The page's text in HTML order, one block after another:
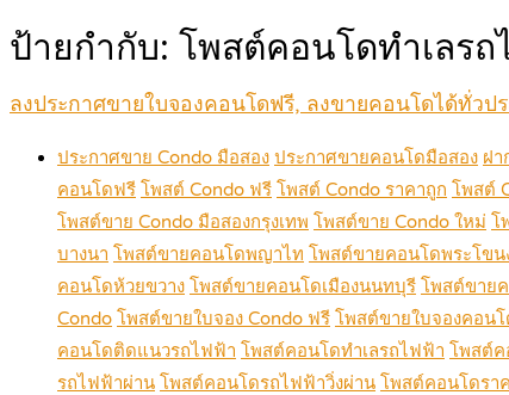
ป้ายกำกับ: โพสต์คอนโดทำเลรถ
ลงประกาศขายใบจองคอนโดฟรี, ลงขายคอนโดได้ทั่ว
ประกาศขาย Condo มือสอง ประกาศขายคอนโดมือสอง ฝา
คอนโดฟรี โพสต์ Condo ฟรี โพสต์ Condo ราคาถูก โพสต์
โพสต์ขาย Condo มือสองกรุงเทพ โพสต์ขาย Condo ใหม่ โ
บางนา โพสต์ขายคอนโดพญาไท โพสต์ขายคอนโดพระโขน
คอนโดห้วยขวาง โพสต์ขายคอนโดเมืองนนทบุรี โพสต์ขาย
Condo โพสต์ขายใบจอง Condo ฟรี โพสต์ขายใบจองคอนโ
คอนโดติดแนวรถไฟฟ้า โพสต์คอนโดทำเลรถไฟฟ้า โพสต์
รถไฟฟ้าผ่าน โพสต์คอนโดรถไฟฟ้าวิ่งผ่าน โพสต์คอนโดรา